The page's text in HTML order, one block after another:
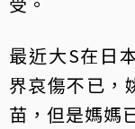
最近大S在日
界哀傷不已，
苗，但是媽媽